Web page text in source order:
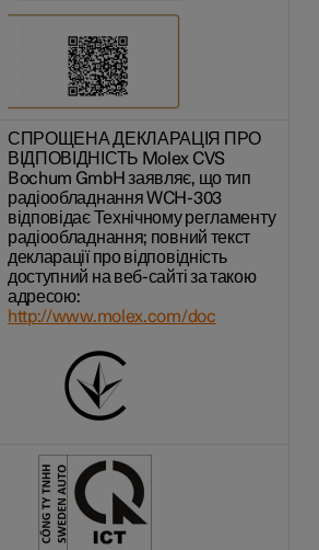
СПРОЩЕНА ДЕКЛАРАЦІЯ ПРО
ВІДПОВІДНІСТЬ Molex CVS
Bochum GmbH заявляє, що тип
радіообладнання WCH-303
відповідає Технічному регламенту
радіообладнання; повний текст
декларації про відповідність
доступний на веб-сайті за такою
адресою:
http://www.molex.com/doc